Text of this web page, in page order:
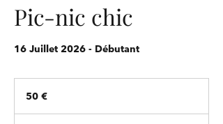
Pic-nic chic
16 Juillet 2026 - Débutant
50 €